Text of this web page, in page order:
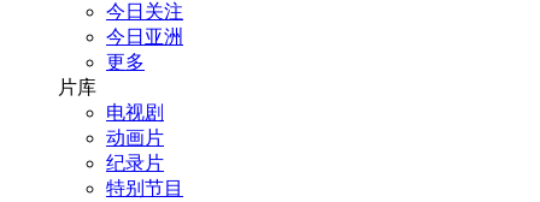
今日关注
今日亚洲
更多
片库
电视剧
动画片
纪录片
特别节目